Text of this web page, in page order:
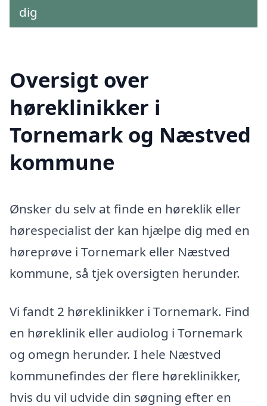
dig
Oversigt over
høreklinikker i
Tornemark og Næstved
kommune
Ønsker du selv at finde en høreklik eller
hørespecialist der kan hjælpe dig med en
høreprøve i Tornemark eller Næstved
kommune, så tjek oversigten herunder.
Vi fandt 2 høreklinikker i Tornemark. Find
en høreklinik eller audiolog i Tornemark
og omegn herunder. I hele Næstved
kommunefindes der flere høreklinikker,
hvis du vil udvide din søgning efter en